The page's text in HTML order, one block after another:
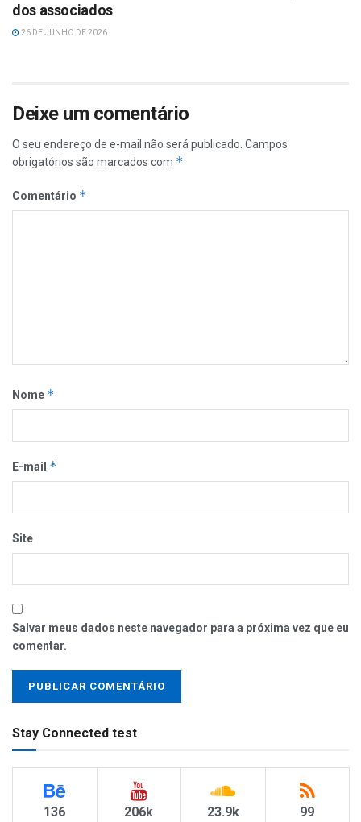
dos associados
26 DE JUNHO DE 2026
Deixe um comentário
O seu endereço de e-mail não será publicado. Campos
obrigatórios são marcados com *
Comentário *
Nome *
E-mail *
Site
Salvar meus dados neste navegador para a próxima vez que eu
comentar.
Stay Connected test
136 206k 23.9k 99